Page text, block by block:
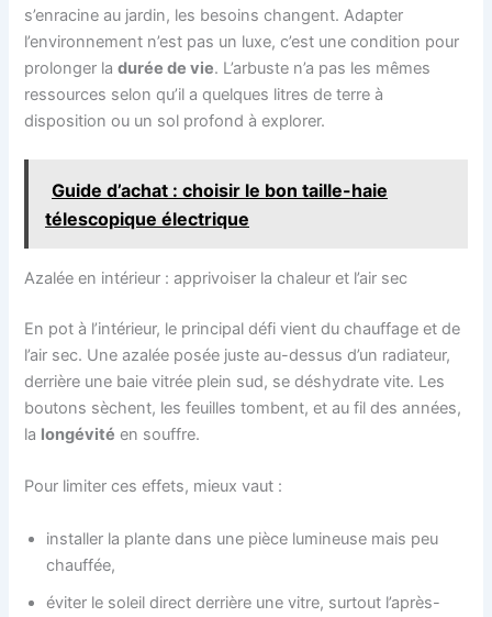
s’enracine au jardin, les besoins changent. Adapter
l’environnement n’est pas un luxe, c’est une condition pour
prolonger ladurée de vie. L’arbuste n’a pas les mêmes
ressources selon qu’il a quelques litres de terre à
disposition ou un sol profond à explorer.
Guide d’achat : choisir le bon taille-haie
télescopique électrique
Azalée en intérieur : apprivoiser la chaleur et l’air sec
En pot à l’intérieur, le principal défi vient du chauffage et de
l’air sec. Une azalée posée juste au-dessus d’un radiateur,
derrière une baie vitrée plein sud, se déshydrate vite. Les
boutons sèchent, les feuilles tombent, et au fil des années,
la longévité en souffre.
Pour limiter ces effets, mieux vaut :
installer la plante dans une pièce lumineuse mais peu
chauffée,
éviter le soleil direct derrière une vitre, surtout l’après-